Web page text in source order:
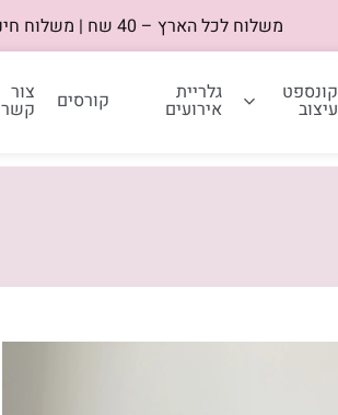
משלוח לכל הארץ – 40 שח | משלוח חינם ברכישה מעל 1800 שח
קונספט
עיצוב
גלריית
אירועים קורסים צור
קשר